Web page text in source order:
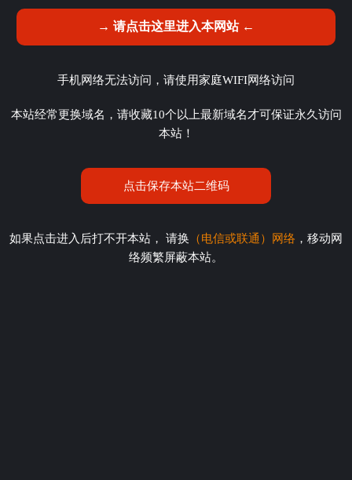
→ 请点击这里进入本网站 ←
手机网络无法访问，请使用家庭WIFI网络访问
本站经常更换域名，请收藏10个以上最新域名才可保证永久访问
本站！
点击保存本站二维码
如果点击进入后打不开本站， 请换 （电信或联通）网络 ，移动网
络频繁屏蔽本站。